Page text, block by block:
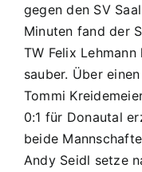
gegen den SV
Minuten fand der
TW Felix
sauber. Über
Tommi
0:1 für Donautal
beide
Andy Seidl setze